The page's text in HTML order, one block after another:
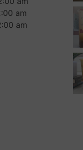
am
am